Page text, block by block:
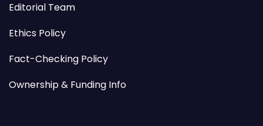
Editorial Team
Ethics Policy
Fact-Checking Policy
Ownership & Funding Info